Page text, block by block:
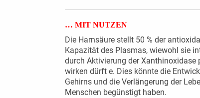
… MIT NUTZEN
Die Harnsäure stellt 50 % der
Kapazität des Plasmas, wiewohl sie
durch Aktivierung der Xanthinoxidase
wirken dürft e. Dies könnte die
Gehirns und die Verlängerung der
Menschen begünstigt haben.